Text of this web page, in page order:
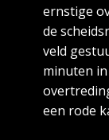
ernstige
de
veld
minuten
een rode